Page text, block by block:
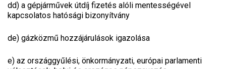
dd) a gépjárművek útdíj fizetés alóli mentességével
kapcsolatos hatósági bizonyítvány
de) gázközmű hozzájárulások igazolása
e) az országgyűlési, önkormányzati, európai parlamenti